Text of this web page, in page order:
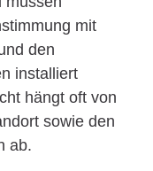
mit
den
installiert
hängt oft von
sowie den
ab.